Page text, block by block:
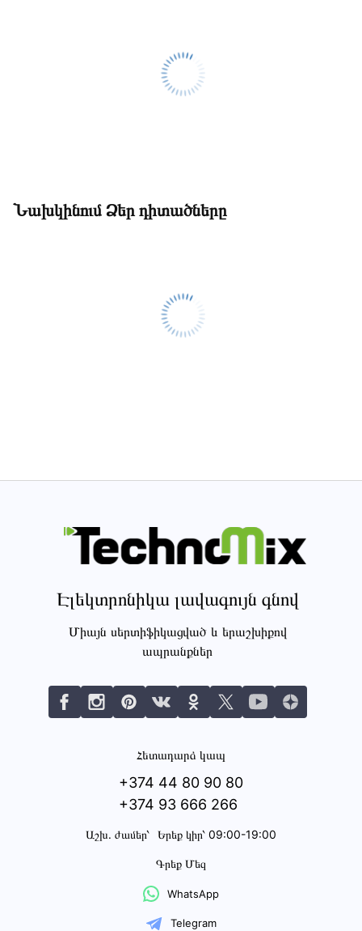
Նախկինում Ձեր դիտածները
Էլեկտրոնիկա լավագույն գնով
Միայն սերտիֆիկացված և երաշխիքով
ապրանքներ
Հետադարձ կապ
+374 44 80 90 80
+374 93 666 266
Աշխ․ ժամեր՝ Երեք կիր՝ 09:00-19:00
Գրեք Մեզ
WhatsApp
Telegram